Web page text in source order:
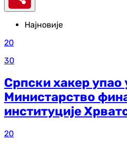
Најновије
20
30
Српски хакер
Министарство
институције
20